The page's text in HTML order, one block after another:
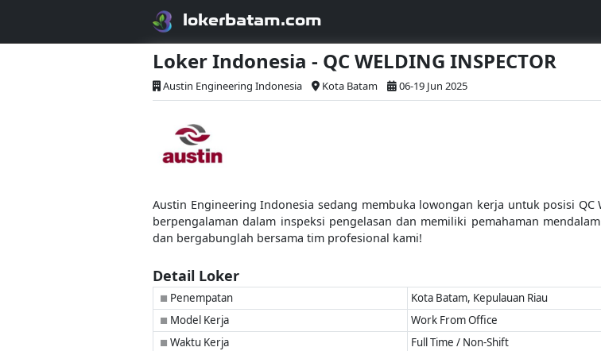
lokerbatam.com
Loker Indonesia - QC WELDING INSPECTOR
Austin Engineering Indonesia Kota Batam 06-19 Jun 2025
Austin Engineering Indonesia sedang membuka lowongan kerja untuk posisi
berpengalaman dalam inspeksi pengelasan dan memiliki pemahaman
dan bergabunglah bersama tim profesional kami!
Detail Loker
■ Penempatan Kota Batam, Kepulauan Riau
■ Model Kerja Work From Office
■ Waktu Kerja Full Time / Non-Shift